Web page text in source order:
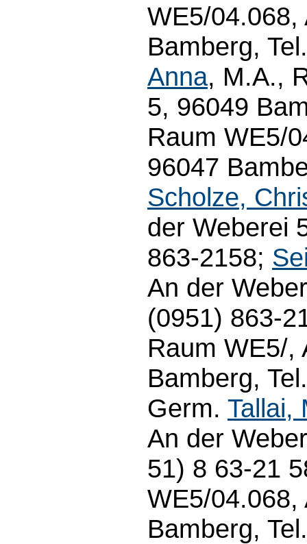
WE5/04.068,
Bamberg,
Anna, M.A.,
5, 96049
Raum WE5/
96047
Scholze,
der Weberei
863-2158;
An der
(0951) 863-
Raum WE5/,
Bamberg,
Germ. Tallai,
An der
51) 8 63-21
WE5/04.068,
Bamberg,